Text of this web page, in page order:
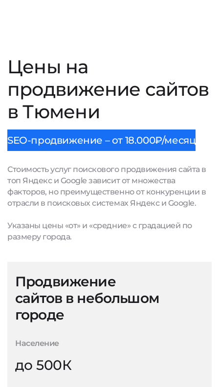
Цены на
продвижение сайтов
в Тюмени
SEO-продвижение – от 18.000₽/месяц
Стоимость услуг поискового продвижения сайта в
топ Яндекс и Google зависит от множества
факторов, но преимущественно от конкуренции в
отрасли в поисковых системах Яндекс и Google.
Указаны цены «от» и «средние» с градацией по
размеру города.
Продвижение
сайтов в небольшом
городе
Население
до 500К